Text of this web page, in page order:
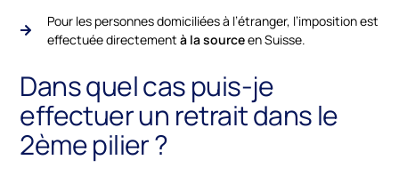
Pour les personnes domiciliées à l’étranger, l’imposition est
effectuée directement à la sourceen Suisse.
Dans quel cas puis-je
effectuer un retrait dans le
2ème pilier ?